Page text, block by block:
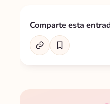
Comparte esta